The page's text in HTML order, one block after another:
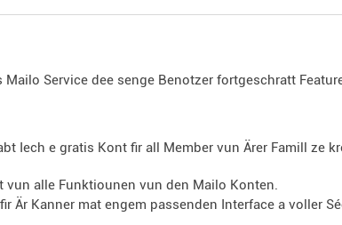
Mailo Service dee senge Benotzer fortgeschratt
Iech e gratis Kont fir all Member vun Ärer Famill ze
vun alle Funktiounen vun den Mailo Konten.
Är Kanner mat engem passenden Interface a voller